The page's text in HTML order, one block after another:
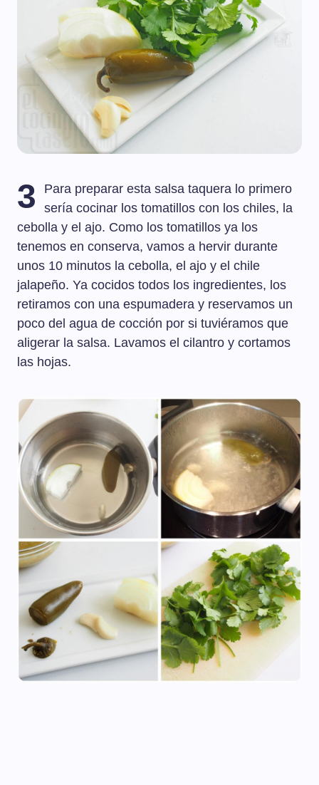
3
Para preparar esta salsa taquera lo primero
sería cocinar los tomatillos con los chiles, la
cebolla y el ajo. Como los tomatillos ya los
tenemos en conserva, vamos a hervir durante
unos 10 minutos la cebolla, el ajo y el chile
jalapeño. Ya cocidos todos los ingredientes, los
retiramos con una espumadera y reservamos un
poco del agua de cocción por si tuviéramos que
aligerar la salsa. Lavamos el cilantro y cortamos
las hojas.